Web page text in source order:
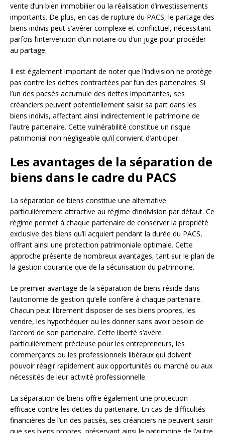
vente d’un bien immobilier ou la réalisation d’investissements
importants. De plus, en cas de rupture du PACS, le partage des
biens indivis peut s’avérer complexe et conflictuel, nécessitant
parfois l’intervention d’un notaire ou d’un juge pour procéder
au partage.
Il est également important de noter que l’indivision ne protège
pas contre les dettes contractées par l’un des partenaires. Si
l’un des pacsés accumule des dettes importantes, ses
créanciers peuvent potentiellement saisir sa part dans les
biens indivis, affectant ainsi indirectement le patrimoine de
l’autre partenaire. Cette vulnérabilité constitue un risque
patrimonial non négligeable qu’il convient d’anticiper.
Les avantages de la séparation de
biens dans le cadre du PACS
La séparation de biens constitue une alternative
particulièrement attractive au régime d’indivision par défaut. Ce
régime permet à chaque partenaire de conserver la propriété
exclusive des biens qu’il acquiert pendant la durée du PACS,
offrant ainsi une protection patrimoniale optimale. Cette
approche présente de nombreux avantages, tant sur le plan de
la gestion courante que de la sécurisation du patrimoine.
Le premier avantage de la séparation de biens réside dans
l’autonomie de gestion qu’elle confère à chaque partenaire.
Chacun peut librement disposer de ses biens propres, les
vendre, les hypothéquer ou les donner sans avoir besoin de
l’accord de son partenaire. Cette liberté s’avère
particulièrement précieuse pour les entrepreneurs, les
commerçants ou les professionnels libéraux qui doivent
pouvoir réagir rapidement aux opportunités du marché ou aux
nécessités de leur activité professionnelle.
La séparation de biens offre également une protection
efficace contre les dettes du partenaire. En cas de difficultés
financières de l’un des pacsés, ses créanciers ne peuvent saisir
que ses biens propres, préservant ainsi le patrimoine de l’autre